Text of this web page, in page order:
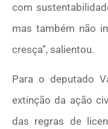
com
mas também não
cresça”, salientou.
Para o deputado
extinção da ação
das regras de